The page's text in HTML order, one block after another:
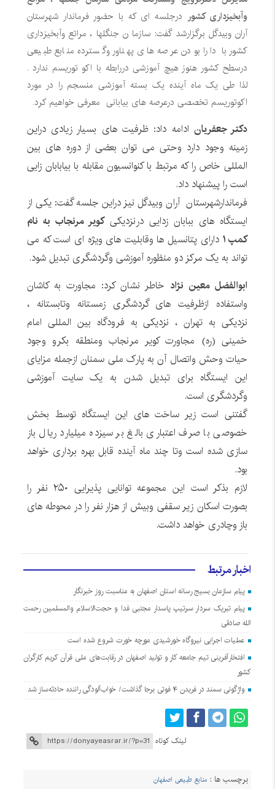
وآبخیزداری کشوردرجلسه ای که با حضور فرماندار شهرستان
آران وبیدگل برگزارشد گفت: سازما ن جنگلها ، مراتع وآبخیزداری
کشور با دارا بودن عرصه های پهناور وگسترده منابع طبیعی
درسطح کشور هنوز هیچ آموزشی دررابطه با اکو توریسم ندارد .
لذا طی یک ماه آینده یک بسته آموزشی منسجم را در مورد
اکوتوریسم تخصصی درعرصه های بیابانی معرفی خواهیم کرد.
دکتر جعفریان ادامه داد: ظرفیت های بسیار زیادی دراین
زمینه وجود دارد وحتی می توان بعضی از دوره های بین
المللی خاص را که مرتبط با کنوانسیون مقابله با بیابابان زایی
است را پیشنهاد داد.
فرماندارشهرستان آران وبیدگل نیز دراین جلسه گفت: یکی از
ایستگاه های ببابان زدایی درنزدیکیکویر مرنجاب به نام
کمپ ۱ دارای پتانسیل ها وقابلیت های ویژه ای است که می
تواند به یک مرکز دو منظوره آموزشی وگردشگری تبدیل شود.
ابوالفضل معین نژاد خاطر نشان کرد: مجاورت به کاشان
واستفاده ازظرفیت های گردشگری زمستانه وتابستانه ،
نزدیکی به تهران ، نزدیکی به فرودگاه بین المللی امام
خمینی (ره) مجاورت کویر مرنجاب ومنطقه بکرو وجود
حیات وحش واتصال آن به پارک ملی سمنان ازجمله مزایای
این ایستگاه برای تبدیل شدن به یک سایت آموزشی
وگردشگری است.
گفتنی است زیر ساخت های این ایستگاه توسط بخش
خصوصی با صرف اعتباری بالغ بر سیزده میلیارد ریال باز
سازی شده است وتا چند ماه آینده قابل بهره برداری خواهد
بود.
لازم بذکر است این مجموعه توانایی پذیرایی ۲۵۰ نفر را
بصورت اسکان زیر سقفی وبیش از هزار نفر را در محوطه های
باز وچادری خواهد داشت.
اخبار مرتبط
پیام سازمان بسیج رسانه استان اصفهان به مناسبت روز خبرنگار
پیام تبریک سردار سرتیپ پاسدار مجتبی فدا و حجت‌الاسلام والمسلمین رحمت
الله صادقی
عملیات اجرایی نیروگاه خورشیدی مورچه خورت شروع شده است
افتخارآفرینی تیم جامعه کار و تولید اصفهان در رقابت‌های ملی قرآن کریم کارگران
کشور
واژگونی سمند در فریدن ۴ فوتی برجا گذاشت/ خواب‌آلودگی راننده حادثه‌ساز شد
لینک کوتاه
برچسب ها : منابع طبیعی اصفهان